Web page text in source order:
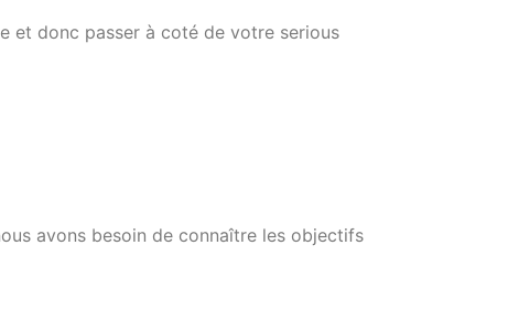
et donc passer à coté de votre serious
avons besoin de connaître les objectifs